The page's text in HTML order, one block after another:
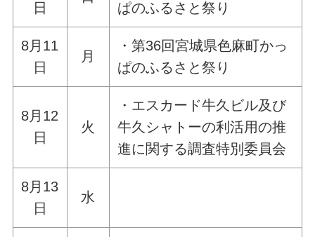
日
ぱのふるさと祭り
8月11
日
月
・第36回宮城県色麻町かっ
ぱのふるさと祭り
8月12
日
火
・エスカード牛久ビル及び
牛久シャトーの利活用の推
進に関する調査特別委員会
8月13
日
水